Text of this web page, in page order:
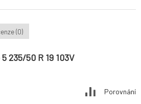
(0)
235/50 R 19 103V
Porovnání